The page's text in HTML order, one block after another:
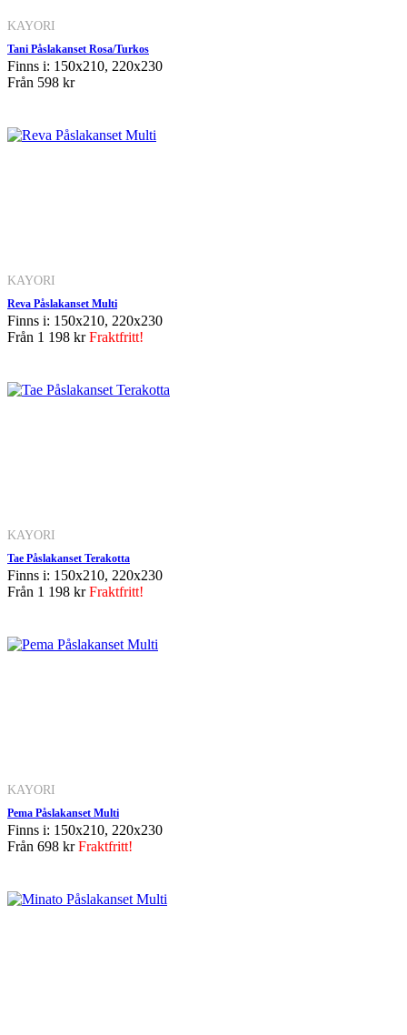
KAYORI
Tani Påslakanset Rosa/Turkos
Finns i: 150x210, 220x230
Från 598 kr
KAYORI
Reva Påslakanset Multi
Finns i: 150x210, 220x230
Från 1 198 krFraktfritt!
KAYORI
Tae Påslakanset Terakotta
Finns i: 150x210, 220x230
Från 1 198 krFraktfritt!
KAYORI
Pema Påslakanset Multi
Finns i: 150x210, 220x230
Från 698 krFraktfritt!